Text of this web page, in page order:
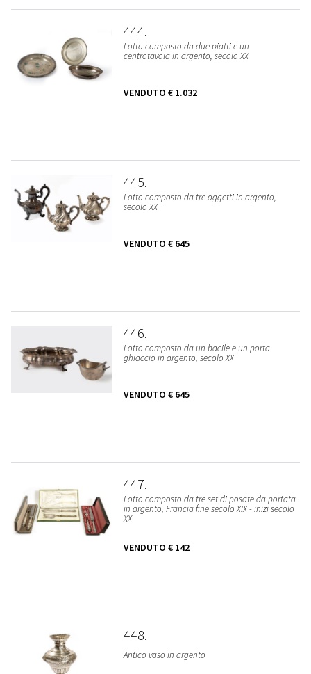
444
Lotto composto da due piatti e un
centrotavola in argento, secolo XX
VENDUTO € 1.032
445
Lotto composto da tre oggetti in argento,
secolo XX
VENDUTO € 645
446
Lotto composto da un bacile e un porta
ghiaccio in argento, secolo XX
VENDUTO € 645
447
Lotto composto da tre set di posate da portata
in argento, Francia fine secolo XIX - inizi secolo
XX
VENDUTO € 142
448
Antico vaso in argento